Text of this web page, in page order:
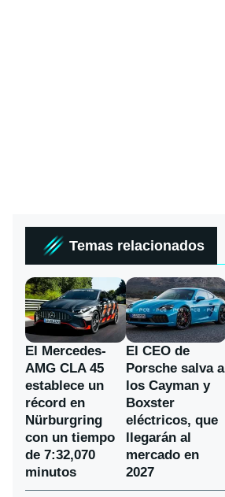
Temas relacionados
El Mercedes-
AMG CLA 45
establece un
récord en
Nürburgring
con un tiempo
de 7:32,070
minutos
El CEO de
Porsche salva a
los Cayman y
Boxster
eléctricos, que
llegarán al
mercado en
2027